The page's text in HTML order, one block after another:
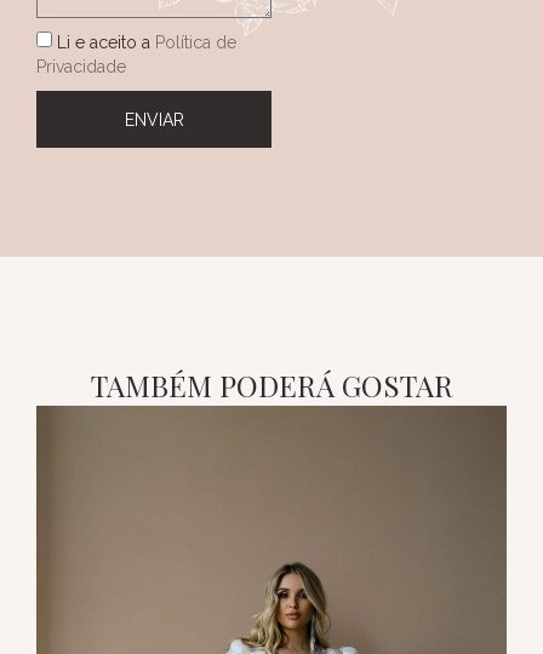
Li e aceito a Política de
Privacidade
ENVIAR
TAMBÉM PODERÁ GOSTAR